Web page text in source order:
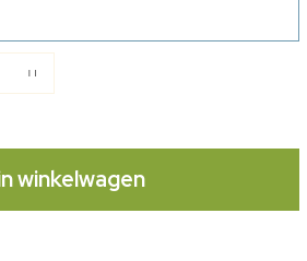
winkelwagen